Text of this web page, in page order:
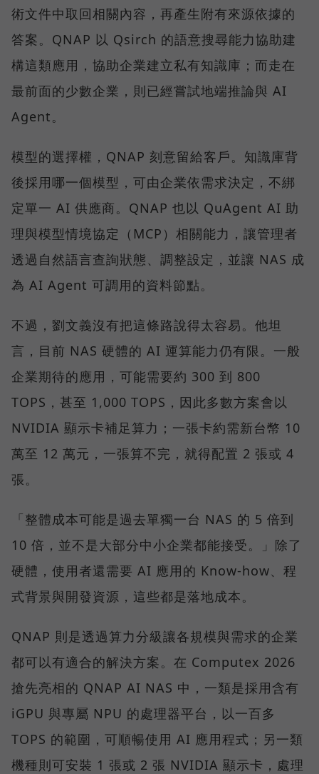
術文件中取回相關內容，再產生附有來源依據的
答案。QNAP 以 Qsirch 的語意搜尋能力協助建
構這類應用，協助企業建立私有知識庫；而走在
最前面的少數企業，則已經嘗試地端推論與 AI
Agent。
模型的選擇權，QNAP 刻意留給客戶。知識庫背
後採用哪一個模型，可由企業依需求決定，不綁
定單一 AI 供應商。QNAP 也以 QuAgent AI 助
理與模型情境協定（MCP）相關能力，讓管理者
透過自然語言查詢狀態、調整設定，並讓 NAS 成
為 AI Agent 可調用的資料節點。
不過，劉文義沒有把這條路說得太容易。他坦
言，目前 NAS 硬體的 AI 運算能力仍有限。一般
企業期待的應用，可能需要約 300 到 800
TOPS，甚至 1,000 TOPS，因此多數方案會以
NVIDIA 顯示卡補足算力；一張卡約需新台幣 10
萬至 12 萬元，一張算不完，就得配置 2 張或 4
張。
「整體成本可能是過去單獨一台 NAS 的 5 倍到
10 倍，並不是大部分中小企業都能接受。」除了
硬體，使用者還需要 AI 應用的 Know-how、程
式背景與開發資源，這些都是落地成本。
QNAP 則是透過算力分級讓各規模與需求的企業
都可以有適合的解決方案。在 Computex 2026
搶先亮相的 QNAP AI NAS 中，一類是採用含有
iGPU 與專屬 NPU 的處理器平台，以一百多
TOPS 的範圍，可順暢使用 AI 應用程式；另一類
機種則可安裝 1 張或 2 張 NVIDIA 顯示卡，處理